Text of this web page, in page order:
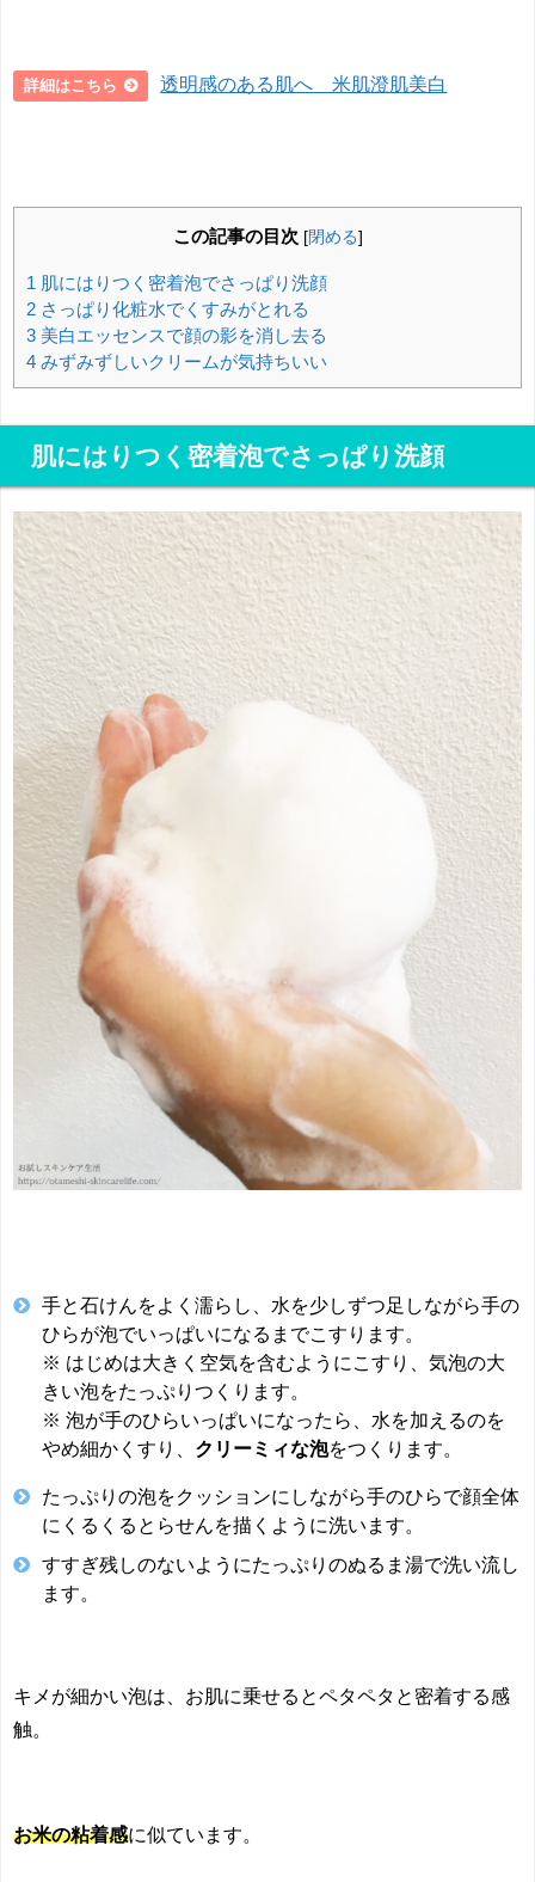
詳細はこちら 透明感のある肌へ 米肌澄肌美白
この記事の目次 [閉める]
1 肌にはりつく密着泡でさっぱり洗顔
2 さっぱり化粧水でくすみがとれる
3 美白エッセンスで顔の影を消し去る
4 みずみずしいクリームが気持ちいい
肌にはりつく密着泡でさっぱり洗顔
手と石けんをよく濡らし、水を少しずつ足しながら手の
ひらが泡でいっぱいになるまでこすります。
※ はじめは大きく空気を含むようにこすり、気泡の大
きい泡をたっぷりつくります。
※ 泡が手のひらいっぱいになったら、水を加えるのを
やめ細かくすり、 クリーミィな泡をつくります。
たっぷりの泡をクッションにしながら手のひらで顔全体
にくるくるとらせんを描くように洗います。
すすぎ残しのないようにたっぷりのぬるま湯で洗い流し
ます。
キメが細かい泡は、お肌に乗せるとペタペタと密着する感
触。
お米の粘着感に似ています。